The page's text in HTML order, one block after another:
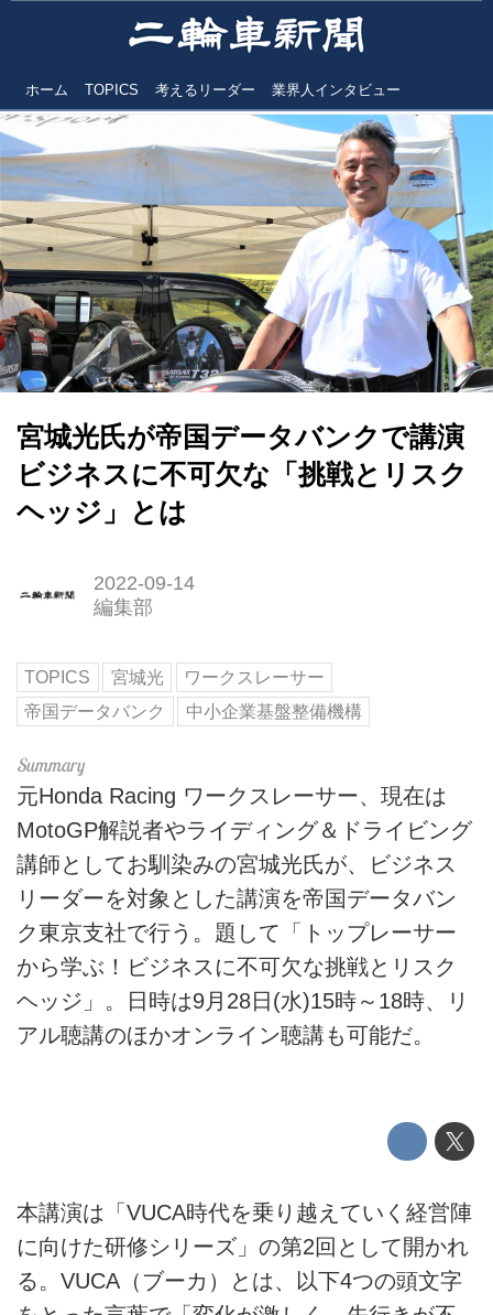
ホーム TOPICS 考えるリーダー 業界人インタビュー
宮城光氏が帝国データバンクで講演
ビジネスに不可欠な「挑戦とリスク
ヘッジ」とは
2022-09-14
編集部
TOPICS 宮城光
ワークスレーサー
帝国データバンク
中小企業基盤整備機構
元Honda Racing ワークスレーサー、現在は
MotoGP解説者やライディング＆ドライビング
講師としてお馴染みの宮城光氏が、ビジネス
リーダーを対象とした講演を帝国データバン
ク東京支社で行う。題して「トップレーサー
から学ぶ！ビジネスに不可欠な挑戦とリスク
ヘッジ」。日時は9月28日(水)15時～18時、リ
アル聴講のほかオンライン聴講も可能だ。
本講演は「VUCA時代を乗り越えていく経営陣
に向けた研修シリーズ」の第2回として開かれ
る。VUCA（ブーカ）とは、以下4つの頭文字